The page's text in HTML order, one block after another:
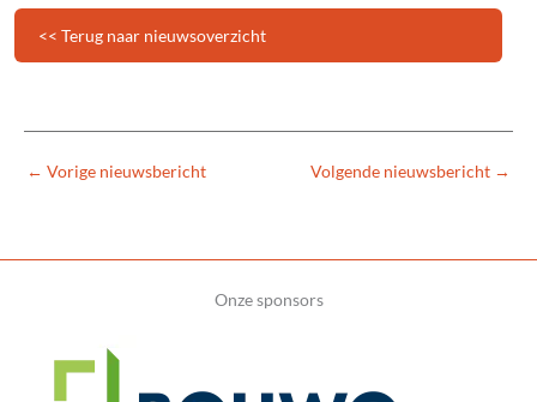
<< Terug naar nieuwsoverzicht
← Vorige nieuwsbericht Volgende nieuwsbericht →
Onze sponsors